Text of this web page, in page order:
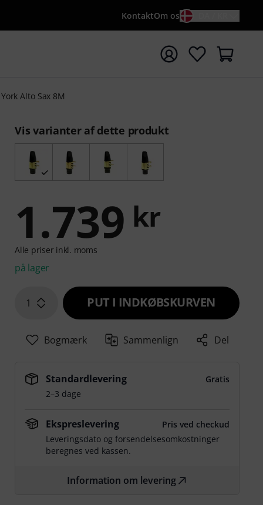
KontaktOm os
med søgeord {searchTerm}
Alto Sax 8M
Vis varianter af dette produkt
1.739 kr
Alle priser inkl. moms
på lager
1 PUT I INDKØBSKURVEN
Bogmærk Sammenlign Del
Standardlevering
Gratis
2–3 dage
Ekspreslevering
Pris ved checkud
Leveringsdato og forsendelsesomkostninger
beregnes ved kassen.
Information om levering